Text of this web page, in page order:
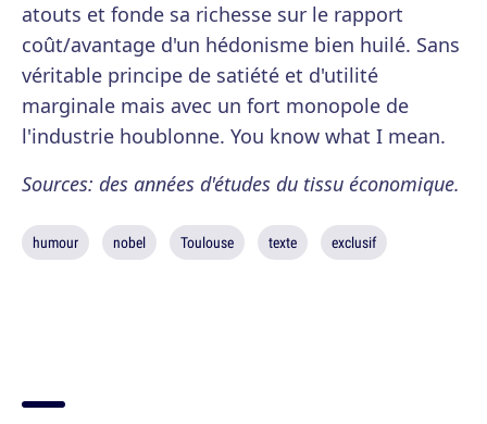
atouts et fonde sa richesse sur le rapport
coût/avantage d'un hédonisme bien huilé. Sans
véritable principe de satiété et d'utilité
marginale mais avec un fort monopole de
l'industrie houblonne. You know what I mean.
Sources: des années d'études du tissu économique.
humour nobel Toulouse texte exclusif